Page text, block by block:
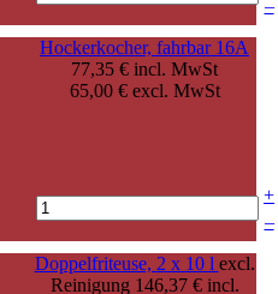
–
Hockerkocher, fahrbar 16A
77,35 € incl. MwSt
65,00 € excl. MwSt
+
–
Doppelfriteuse, 2 x 10 l excl.
Reinigung 146,37 € incl.